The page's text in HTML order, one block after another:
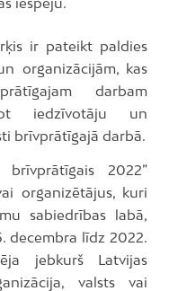
ir pateikt paldies
organizācijām, kas
darbam
iedzīvotāju un
brīvprātīgajā darbā.
brīvprātīgais 2022”
organizētājus, kuri
sabiedrības labā,
decembra līdz 2022.
jebkurš Latvijas
valsts vai